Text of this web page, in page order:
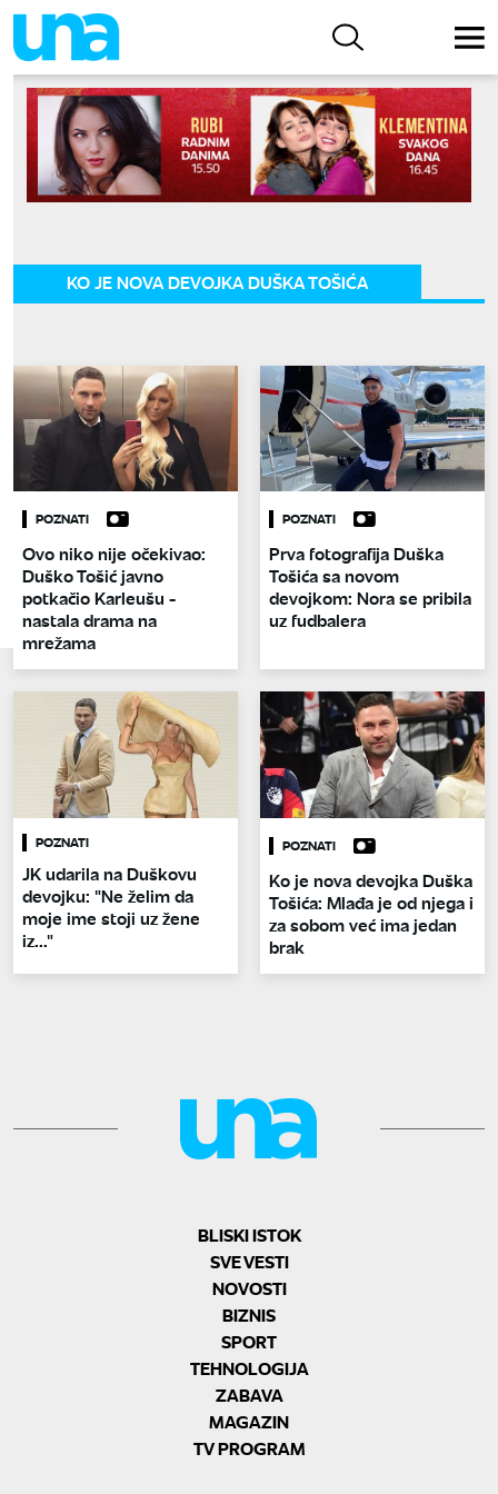
KO JE NOVA DEVOJKA DUŠKA TOŠIĆA
POZNATI
Ovo niko nije očekivao:
Duško Tošić javno
potkačio Karleušu -
nastala drama na
mrežama
POZNATI
Prva fotografija Duška
Tošića sa novom
devojkom: Nora se pribila
uz fudbalera
POZNATI
JK udarila na Duškovu
devojku: "Ne želim da
moje ime stoji uz žene
iz..."
POZNATI
Ko je nova devojka Duška
Tošića: Mlađa je od njega i
za sobom već ima jedan
brak
BLISKI ISTOK
SVE VESTI
NOVOSTI
BIZNIS
SPORT
TEHNOLOGIJA
ZABAVA
MAGAZIN
TV PROGRAM